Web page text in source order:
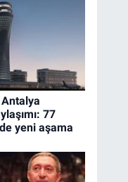
77
yeni aşama